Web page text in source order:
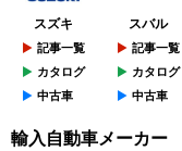
スズキ
記事一覧
カタログ
中古車
スバル
記事一覧
カタログ
中古車
輸入自動車メーカー